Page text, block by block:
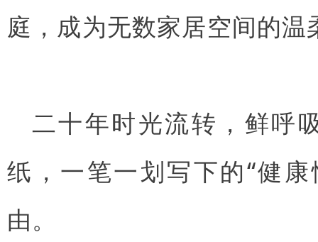
庭，成为无数家居空间的温
二十年时光流转，鲜
纸，一笔一划写下的“健
由。